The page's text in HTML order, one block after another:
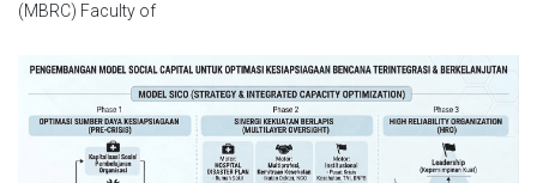
(MBRC) Faculty of